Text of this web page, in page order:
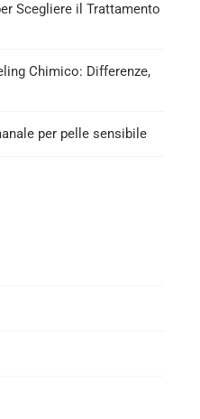
Scegliere il Trattamento
Chimico: Differenze,
per pelle sensibile